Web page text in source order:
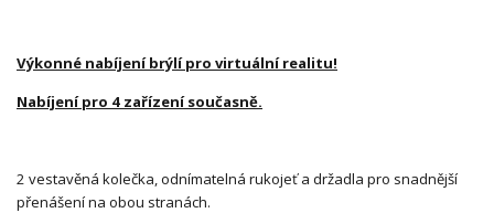
Výkonné nabíjení brýlí pro virtuální realitu!
Nabíjení pro 4 zařízení současně.
2 vestavěná kolečka, odnímatelná rukojeť a držadla pro snadnější
přenášení na obou stranách.